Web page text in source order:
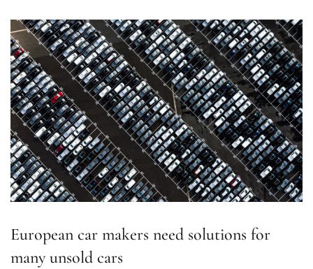
European car makers need solutions for
many unsold cars